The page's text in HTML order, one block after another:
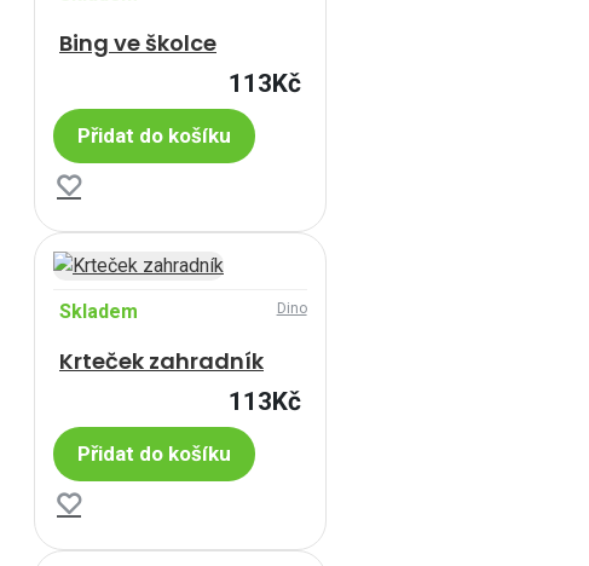
Bing ve školce
113Kč
Přidat do košíku
Skladem Dino
Krteček zahradník
113Kč
Přidat do košíku